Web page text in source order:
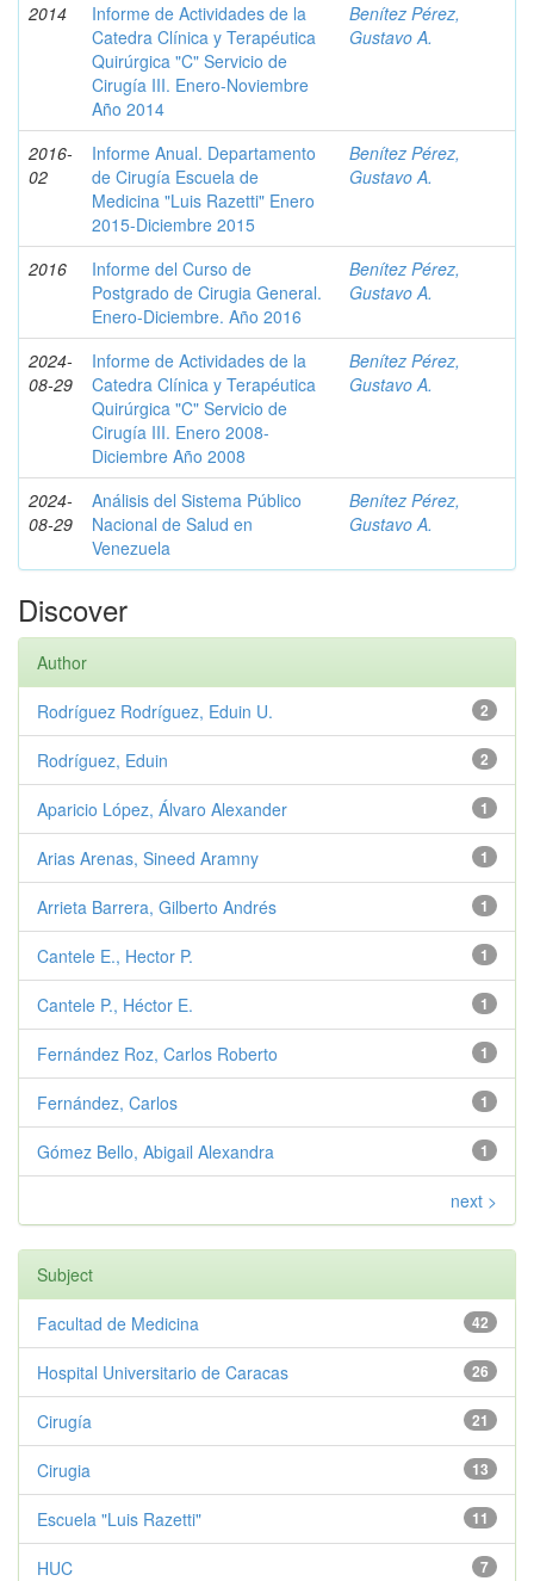
2014
Informe de Actividades de la
Catedra Clínica y Terapéutica
Quirúrgica "C" Servicio de
Cirugía III. Enero-Noviembre
Año 2014
Benítez Pérez,
Gustavo A.
2016-
02
Informe Anual. Departamento
de Cirugía Escuela de
Medicina "Luis Razetti" Enero
2015-Diciembre 2015
Benítez Pérez,
Gustavo A.
2016
Informe del Curso de
Postgrado de Cirugia General.
Enero-Diciembre. Año 2016
Benítez Pérez,
Gustavo A.
2024-
08-29
Informe de Actividades de la
Catedra Clínica y Terapéutica
Quirúrgica "C" Servicio de
Cirugía III. Enero 2008-
Diciembre Año 2008
Benítez Pérez,
Gustavo A.
2024-
08-29
Análisis del Sistema Público
Nacional de Salud en
Venezuela
Benítez Pérez,
Gustavo A.
Discover
Author
2
Rodríguez Rodríguez, Eduin U.
2
Rodríguez, Eduin
1
Aparicio López, Álvaro Alexander
1
Arias Arenas, Sineed Aramny
1
Arrieta Barrera, Gilberto Andrés
1
Cantele E., Hector P.
1
Cantele P., Héctor E.
1
Fernández Roz, Carlos Roberto
1
Fernández, Carlos
1
Gómez Bello, Abigail Alexandra
next >
Subject
42
Facultad de Medicina
26
Hospital Universitario de Caracas
21
Cirugía
13
Cirugia
11
Escuela "Luis Razetti"
7
HUC